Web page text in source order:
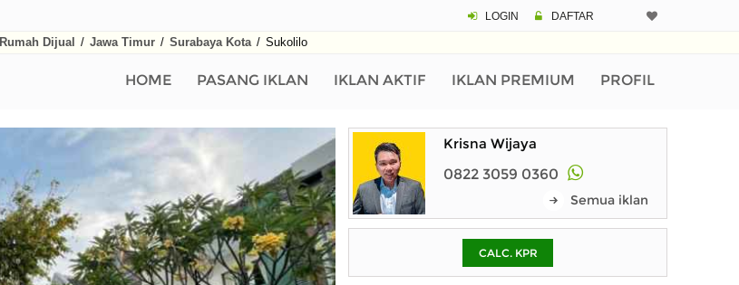
LOGIN DAFTAR
Rumah Dijual / Jawa Timur / Surabaya Kota / Sukolilo
HOME PASANG IKLAN IKLAN AKTIF IKLAN PREMIUM PROFILPinjaman (PIN)
pada kotak-
Krisna Wijaya
0822 3059 0360
Semua iklan
CALC. KPR